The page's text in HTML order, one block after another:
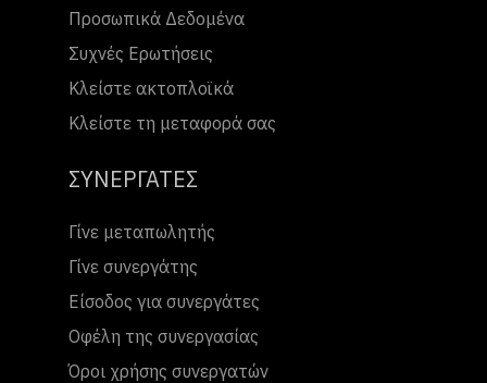
Προσωπικά Δεδομένα
Συχνές Ερωτήσεις
Κλείστε ακτοπλοϊκά
Κλείστε τη μεταφορά σας
ΣΥΝΕΡΓΑΤΕΣ
Γίνε μεταπωλητής
Γίνε συνεργάτης
Είσοδος για συνεργάτες
Οφέλη της συνεργασίας
Όροι χρήσης συνεργατών